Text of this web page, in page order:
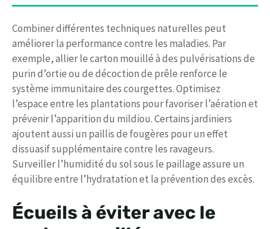
Combiner différentes techniques naturelles peut
améliorer la performance contre les maladies. Par
exemple, allier le carton mouillé à des pulvérisations de
purin d’ortie ou de décoction de prêle renforce le
système immunitaire des courgettes. Optimisez
l’espace entre les plantations pour favoriser l’aération et
prévenir l’apparition du mildiou. Certains jardiniers
ajoutent aussi un paillis de fougères pour un effet
dissuasif supplémentaire contre les ravageurs.
Surveiller l’humidité du sol sous le paillage assure un
équilibre entre l’hydratation et la prévention des excès.
Écueils à éviter avec le